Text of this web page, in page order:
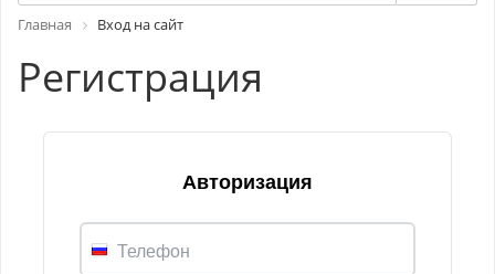
Главная Вход на сайт
Регистрация
Авторизация
Телефон